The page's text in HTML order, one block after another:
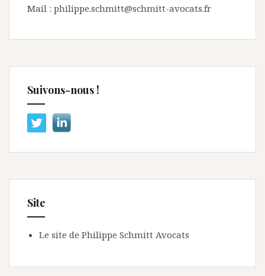
Mail : philippe.schmitt@schmitt-avocats.fr
Suivons-nous !
Site
Le site de Philippe Schmitt Avocats